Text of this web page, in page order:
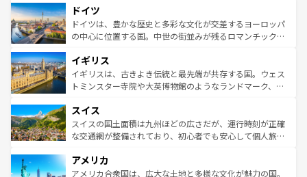
せる。地方によって風土や気候が異なるスペインはその個
性で訪れる人を魅了する。 なお、新着のスペイン情報は コ
ンテンツ一覧を参照してほしい。
で、幅広い魅力が詰まっている。華麗な宮殿、歴史的な大
聖堂、美しいビーチ、そして豊かな自然が、訪れる者を心
から魅了する。また、フランスは美食の国としても知ら
いる。シャンパンの発祥地であるランス、プロヴァンスの
香り高いラベンダー畑など、多彩な楽しみ方が可能だ。さ
らに、パリ以外の地域にも魅力が溢れており、どの街角に
れる地方に足を運ぶとそれぞれで全く異なる文化を体験で
きるだろう。 なお、新着のフランス情報はコンテンツ一覧
を参照してほしい。
ドイツ
ドイツは、豊かな歴史と多彩な文化が交差するヨーロッパ
の中心に位置する国。中世の街並みが残るロマンチック街
顔を持つこの国は、どこを歩いても飽きることがない。ベ
ルリンの文化的活気、バイエルン州のアルプスの絶景、そ
してライン川沿いのワイン畑といった風景は必見。ビール
は、お酒好きな人にはぜひ体験してほしい。 なお、新着の
ドイツ情報はコンテンツ一覧を参照してほしい。
イギリス
イギリスは、古きよき伝統と最先端が共存する国。ウェス
トミンスター寺院や大英博物館のようなランドマーク、歴
リアごとに異なる魅力がある。また、優雅なアフタヌーン
ティー、ビール好きにはたまらない英国パブ、サッカー観
戦など、本場だからこそできる体験も豊富。イギリスを旅
ンツ一覧を参照してほしい。
スイス
スイスの国土面積は九州ほどの広さだが、運行時刻が正確
な交通網が整備されており、初心者でも安心して個人旅行
の建物がそのまま残る町や、スイスならではのユニークな
博物館もあり、アルプス観光だけでなく町歩きも満喫する
アメリカ
アメリカ合衆国は、広大な土地と多様な文化が魅力の国。